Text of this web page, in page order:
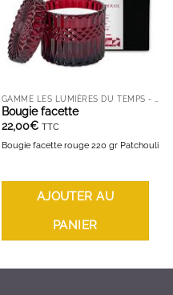
Bougie facette
22,00€ TTC
Bougie facette rouge 220 gr Patchouli
AJOUTER AU
PANIER